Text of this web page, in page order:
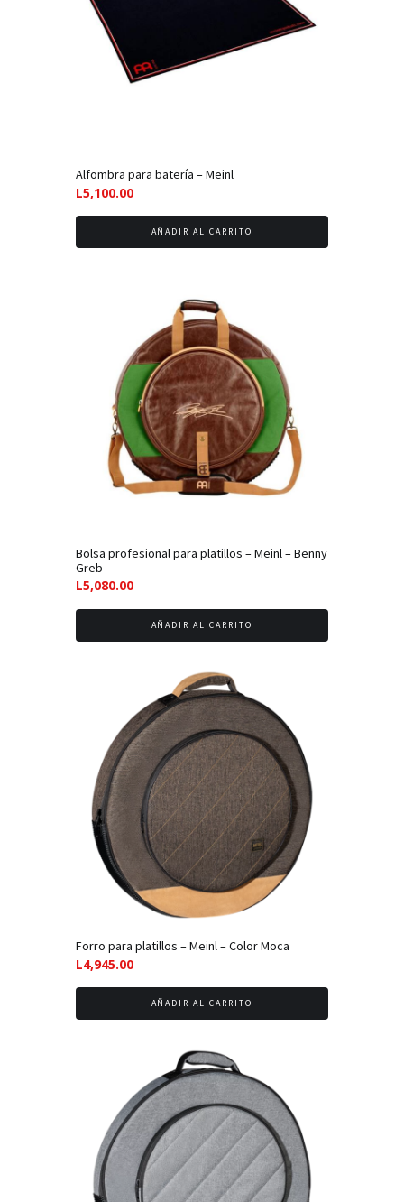
Alfombra para batería – Meinl
L5,100.00
AÑADIR AL CARRITO
Bolsa profesional para platillos – Meinl – Benny
Greb
L5,080.00
AÑADIR AL CARRITO
Forro para platillos – Meinl – Color Moca
L4,945.00
AÑADIR AL CARRITO